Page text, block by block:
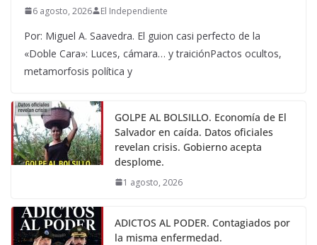
6 agosto, 2026 El Independiente
Por: Miguel A. Saavedra. El guion casi perfecto de la
«Doble Cara»: Luces, cámara… y traiciónPactos ocultos,
metamorfosis política y
GOLPE AL BOLSILLO. Economía de El
Salvador en caída. Datos oficiales
revelan crisis. Gobierno acepta
desplome.
1 agosto, 2026
ADICTOS AL PODER. Contagiados por
la misma enfermedad.